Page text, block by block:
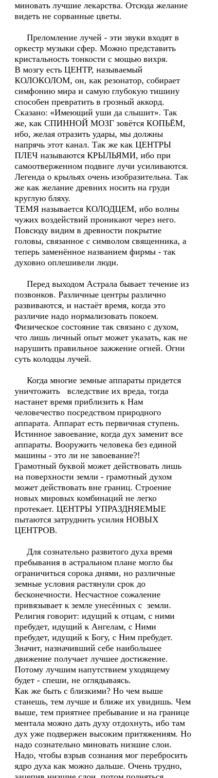
миновать лучшие лекарства. Отсюда желание
видеть не сорванные цветы.
Преломление лучей - эти звуки входят в
оркестр музыки сфер. Можно представить
кристальность тонкости с мощью вихря.
В мозгу есть ЦЕНТР, называемый
КОЛОКОЛОМ, он, как резонатор, собирает
симфонию мира и самую глубокую тишину
способен превратить в грозный аккорд.
Сказано: «Имеющий уши да слышит». Так
же, как СПИННОЙ МОЗГ зовётся КОПЬЁМ,
ибо, желая отразить удары, мы должны
напрячь этот канал. Так же как ЦЕНТРЫ
ПЛЕЧ называются КРЫЛЬЯМИ, ибо при
самоотверженном подвиге лучи усиливаются.
Легенда о крыльях очень изобразительна. Так
же как желание древних носить на груди
круглую бляху.
ТЕМЯ называется КОЛОДЦЕМ, ибо волны
чужих воздействий проникают через него.
Повсюду видим в древности покрытие
головы, связанное с символом священника, а
теперь заменённое названием фирмы - так
духовно оплешивели люди.
Перед выходом Астрала бывает течение из
позвонков. Различные центры различно
развиваются, и настаёт время, когда это
различие надо нормализовать покоем.
Физическое состояние так связано с духом,
что лишь личный опыт может указать, как не
нарушить правильное зажжение огней. Огни
суть колодцы лучей.
Когда многие земные аппараты придется
уничтожить вследствие их вреда, тогда
настанет время приблизить к Нам
человечество посредством природного
аппарата. Аппарат есть первичная ступень.
Истинное завоевание, когда дух заменит все
аппараты. Вооружить человека без единой
машины - это ли не завоевание?!
Грамотный буквой может действовать лишь
на поверхности земли - грамотный духом
может действовать вне границ. Строение
новых мировых комбинаций не легко
протекает. ЦЕНТРЫ УПРАЗДНЯЕМЫЕ
пытаются затруднить усилия НОВЫХ
ЦЕНТРОВ.
Для сознательно развитого духа время
пребывания в астральном плане могло бы
ограничиться сорока днями, но различные
земные условия растянули срок до
бесконечности. Несчастное сожаление
привязывает к земле унесённых с земли.
Религия говорит: идущий к отцам, с ними
пребудет, идущий к Ангелам, с Ними
пребудет, идущий к Богу, с Ним пребудет.
Значит, назначивший себе наибольшее
движение получает лучшее достижение.
Потому лучшим напутствием уходящему
будет - спеши, не оглядываясь.
Как же быть с близкими? Но чем выше
станешь, тем лучше и ближе их увидишь. Чем
выше, тем приятнее пребывание и на границе
ментала можно дать духу отдохнуть, ибо там
дух уже подвержен высоким притяжениям. Но
надо сознательно миновать низшие слои.
Надо, чтобы взрыв сознания мог перебросить
ядро духа как можно дальше. Очень трудно,